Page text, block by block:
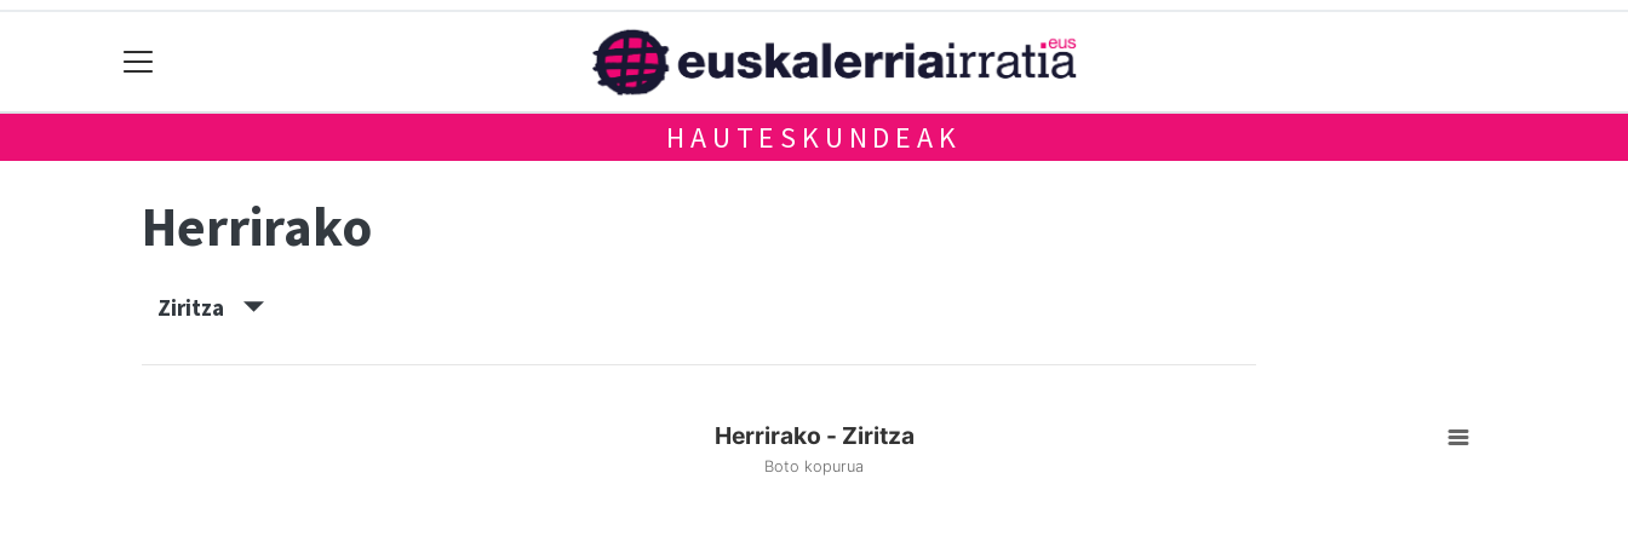
HAUTESKUNDEAK
Herrirako
Ziritza
Herrirako - Ziritza
Boto kopurua